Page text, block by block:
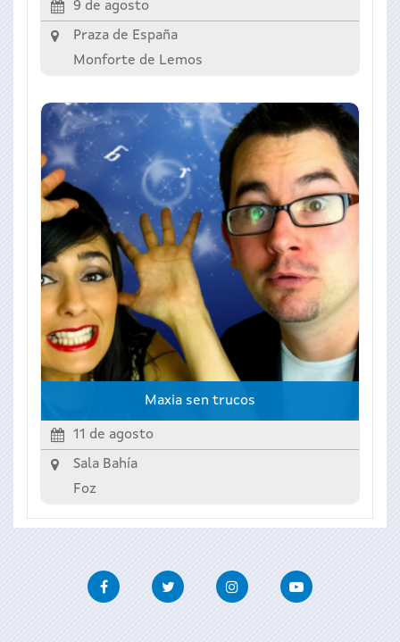
9 de agosto
Praza de España
Monforte de Lemos
Maxia sen trucos
11 de agosto
Sala Bahía
Foz
FacebookTwitter InstagramYoutube